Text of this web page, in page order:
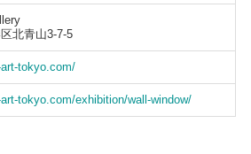
北青山3-7-5
tokyo.com/
tokyo.com/exhibition/wall-window/